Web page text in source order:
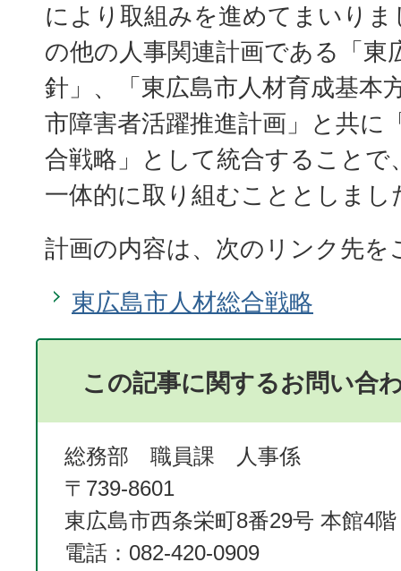
により取組みを進めてまいり
の他の人事関連計画である「東
針」、「東広島市人材育成基本
市障害者活躍推進計画」と共に
合戦略」として統合することで
一体的に取り組むこととしまし
計画の内容は、次のリンク先を
東広島市人材総合戦略
この記事に関するお問い合
総務部 職員課 人事係
〒739-8601
東広島市西条栄町8番29号 本館4階
電話：082-420-0909